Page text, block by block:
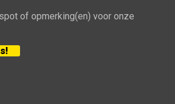
of opmerking(en) voor onze